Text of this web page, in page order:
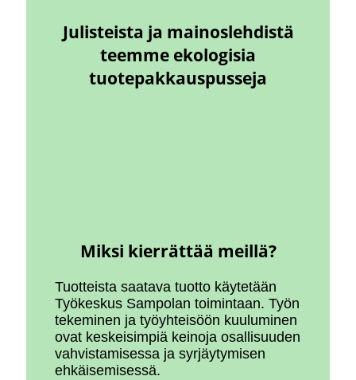
Julisteista ja mainoslehdistä
teemme ekologisia
tuotepakkauspusseja
Miksi kierrättää meillä?
Tuotteista saatava tuotto käytetään
Työkeskus Sampolan toimintaan. Työn
tekeminen ja työyhteisöön kuuluminen
ovat keskeisimpiä keinoja osallisuuden
vahvistamisessa ja syrjäytymisen
ehkäisemisessä.